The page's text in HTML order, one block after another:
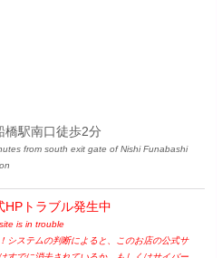
橋駅南口徒歩2分
from south exit gate of Nishi Funabashi
HPトラブル発生中
is in trouble
システムの判断によると、このお店の公式サ